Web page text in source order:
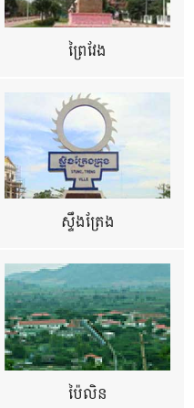
ព្រៃវែង
ស្ទឹងត្រែង
ប៉ៃលិន